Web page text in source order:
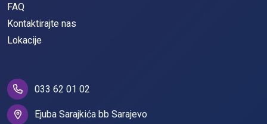
FAQ
Kontaktirajte nas
Lokacije
033 62 01 02
Ejuba Sarajkića bb Sarajevo